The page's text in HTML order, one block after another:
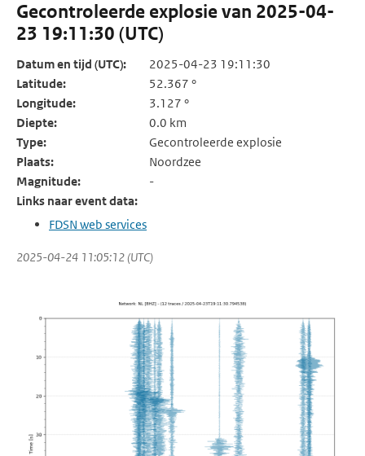
Gecontroleerde explosie van 2025-04-
23 19:11:30 (UTC)
Datum en tijd (UTC):
2025-04-23 19:11:30
Latitude:
52.367 °
Longitude:
3.127 °
Diepte:
0.0 km
Type:
Gecontroleerde explosie
Plaats:
Noordzee
Magnitude:
-
Links naar event data:
FDSN web services
2025-04-24 11:05:12 (UTC)